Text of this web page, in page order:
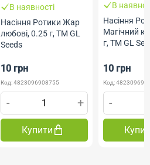
В наявності
Насіння Ротики Жар
любові, 0.25 г, ТМ GL
Seeds
10 грн
Код: 4823096908755
- +
Купити
В
Насіння
Магічний
г, ТМ GL
10 грн
Код:
-